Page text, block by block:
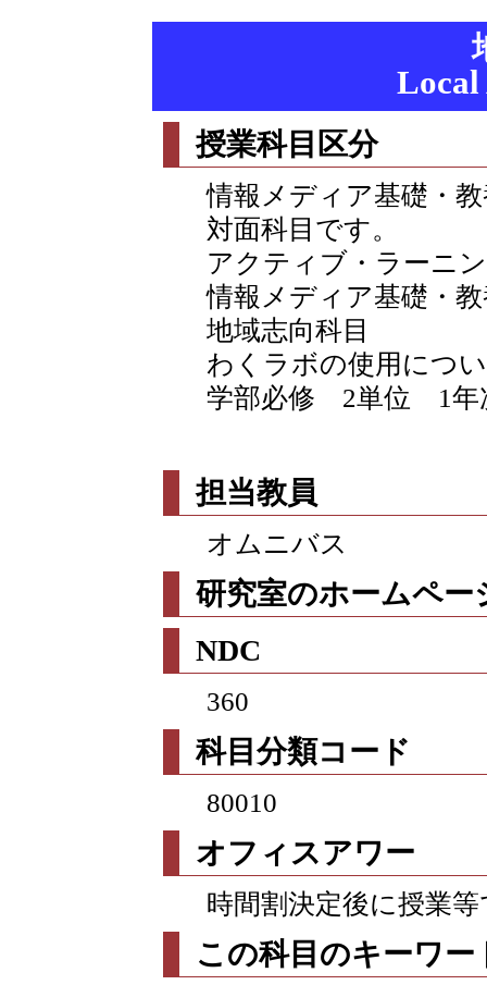
Local
授業科目区分
情報メディア基礎・
対面科目です。
アクティブ・ラーニ
情報メディア基礎・
地域志向科目
わくラボの使用につ
学部必修 2単位 1
担当教員
オムニバス
研究室のホームペー
NDC
360
科目分類コード
80010
オフィスアワー
時間割決定後に授業
この科目のキーワー